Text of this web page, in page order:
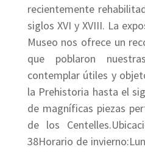
recientemente
siglos XVI y XVIII. La
Museo nos ofrece un
que poblaron
contemplar útiles y
la Prehistoria hasta el
de magníficas piezas
de los
38Horario de